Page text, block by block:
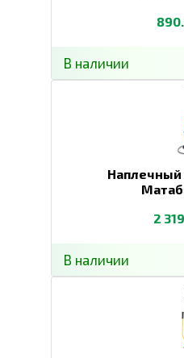
В наличии
Наплечный
2
В наличии